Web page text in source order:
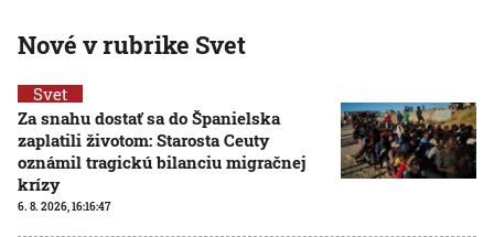
Nové v rubrike Svet
Svet
Za snahu dostať sa do Španielska
zaplatili životom: Starosta Ceuty
oznámil tragickú bilanciu migračnej
krízy
6. 8. 2026, 16:16:47